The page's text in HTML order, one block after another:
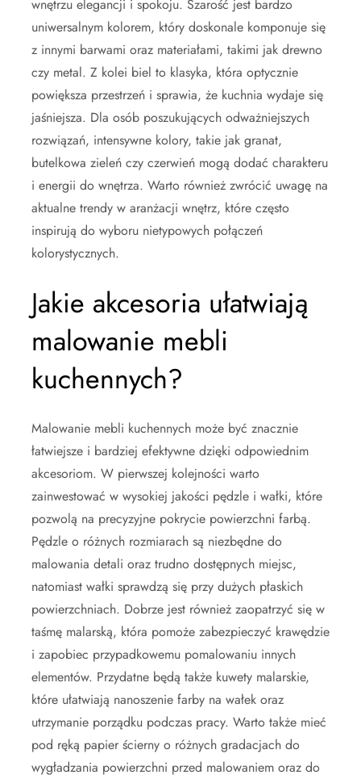
wnętrzu elegancji i spokoju. Szarość jest bardzo
uniwersalnym kolorem, który doskonale komponuje się
z innymi barwami oraz materiałami, takimi jak drewno
czy metal. Z kolei biel to klasyka, która optycznie
powiększa przestrzeń i sprawia, że kuchnia wydaje się
jaśniejsza. Dla osób poszukujących odważniejszych
rozwiązań, intensywne kolory, takie jak granat,
butelkowa zieleń czy czerwień mogą dodać charakteru
i energii do wnętrza. Warto również zwrócić uwagę na
aktualne trendy w aranżacji wnętrz, które często
inspirują do wyboru nietypowych połączeń
kolorystycznych.
Jakie akcesoria ułatwiają
malowanie mebli
kuchennych?
Malowanie mebli kuchennych może być znacznie
łatwiejsze i bardziej efektywne dzięki odpowiednim
akcesoriom. W pierwszej kolejności warto
zainwestować w wysokiej jakości pędzle i wałki, które
pozwolą na precyzyjne pokrycie powierzchni farbą.
Pędzle o różnych rozmiarach są niezbędne do
malowania detali oraz trudno dostępnych miejsc,
natomiast wałki sprawdzą się przy dużych płaskich
powierzchniach. Dobrze jest również zaopatrzyć się w
taśmę malarską, która pomoże zabezpieczyć krawędzie
i zapobiec przypadkowemu pomalowaniu innych
elementów. Przydatne będą także kuwety malarskie,
które ułatwiają nanoszenie farby na wałek oraz
utrzymanie porządku podczas pracy. Warto także mieć
pod ręką papier ścierny o różnych gradacjach do
wygładzania powierzchni przed malowaniem oraz do